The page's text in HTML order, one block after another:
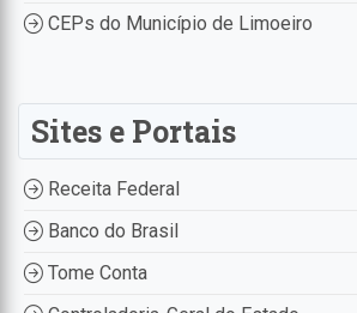
CEPs do Município de Limoeiro
Sites e Portais
Receita Federal
Banco do Brasil
Tome Conta